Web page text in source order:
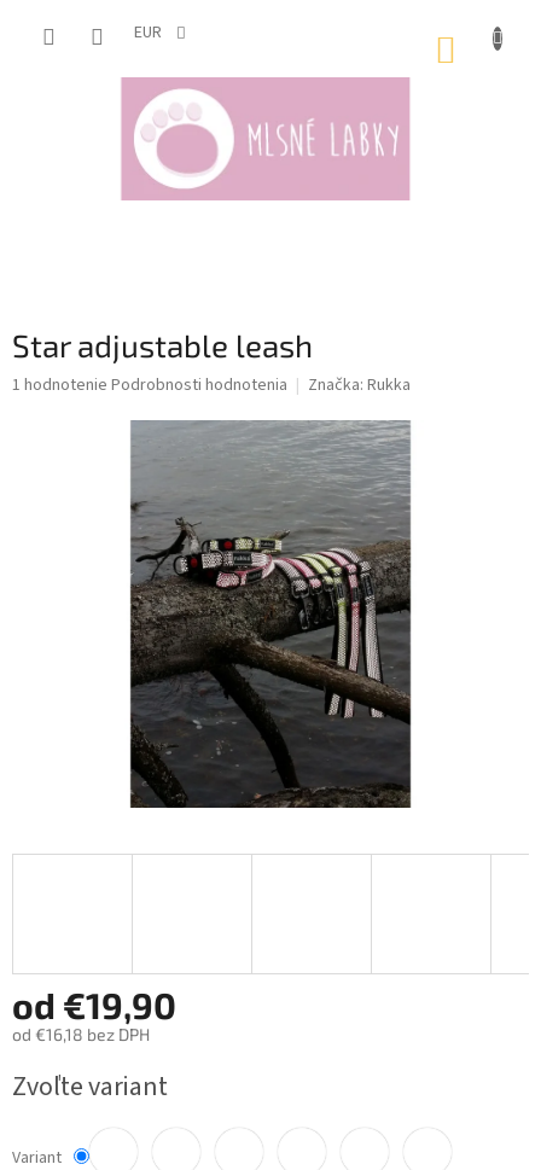
EUR
Star adjustable leash
Priemerné
1 hodnotenie Podrobnosti hodnotenia Značka: Rukka
od €19,90
od €16,18 bez DPH
cena:
Zvoľte variant
Variant